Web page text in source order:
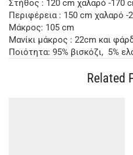
Στήθος : 120 cm χαλαρό -170
Περιφέρεια : 150 cm χαλαρό -
Μάκρος: 105 cm
Μανίκι μάκρος : 22cm και
Ποιότητα: 95% βισκόζι, 5%
Related